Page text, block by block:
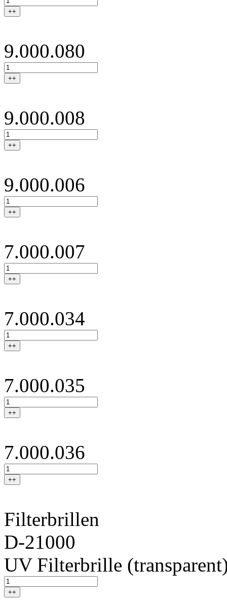
++
9.000.080
++
9.000.008
++
9.000.006
++
7.000.007
++
7.000.034
++
7.000.035
++
7.000.036
++
Filterbrillen
D-21000
UV Filterbrille
++